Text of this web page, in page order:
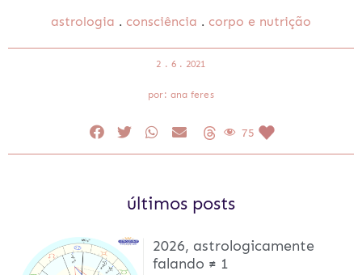
astrologia . consciência . corpo e nutrição
2 . 6 . 2021
por: ana feres
75
últimos posts
2026, astrologicamente
falando ≠ 1